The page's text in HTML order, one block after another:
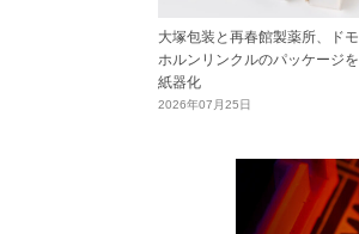
大塚包装と再春館製薬所、ドモ
ホルンリンクルのパッケージを
紙器化
2026年07月25日